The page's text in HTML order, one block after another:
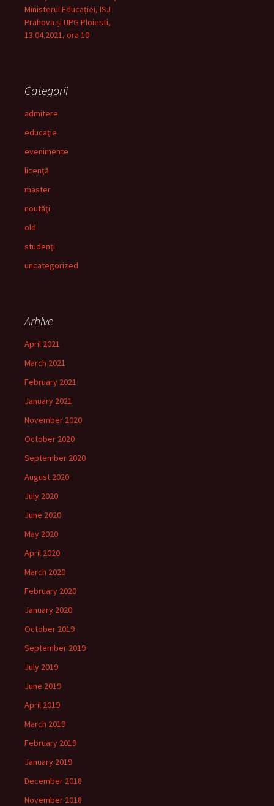
Ministerul Educației, ISJ
Prahova și UPG Ploiesti,
13.04.2021, ora 10
Categorii
admitere
educație
evenimente
licenţă
master
noutăţi
old
studenţi
uncategorized
Arhive
April 2021
March 2021
February 2021
January 2021
November 2020
October 2020
September 2020
August 2020
July 2020
June 2020
May 2020
April 2020
March 2020
February 2020
January 2020
October 2019
September 2019
July 2019
June 2019
April 2019
March 2019
February 2019
January 2019
December 2018
November 2018